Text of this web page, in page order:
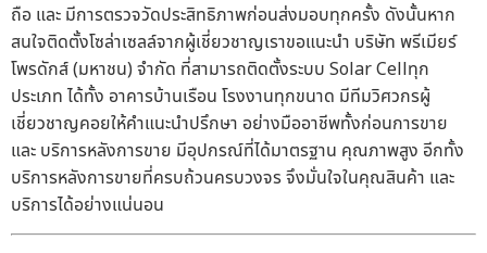
ถือ และ มีการตรวจวัดประสิทธิภาพก่อนส่งมอบทุกครั้ง ดังนั้นหาก
สนใจติดตั้งโซล่าเซลล์จากผู้เชี่ยวชาญเราขอแนะนำ บริษัท พรีเมียร์
โพรดักส์ (มหาชน) จำกัด ที่สามารถติดตั้งระบบ Solar Cellทุก
ประเภท ได้ทั้ง อาคารบ้านเรือน โรงงานทุกขนาด มีทีมวิศวกรผู้
เชี่ยวชาญคอยให้คำแนะนำปรึกษา อย่างมืออาชีพทั้งก่อนการขาย
และ บริการหลังการขาย มีอุปกรณ์ที่ได้มาตรฐาน คุณภาพสูง อีกทั้ง
บริการหลังการขายที่ครบถ้วนครบวงจร จึงมั่นใจในคุณสินค้า และ
บริการได้อย่างแน่นอน